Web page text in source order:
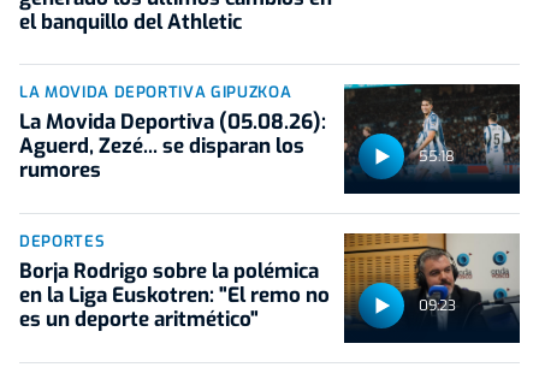
el banquillo del Athletic
55:18
LA MOVIDA DEPORTIVA GIPUZKOA
La Movida Deportiva (05.08.26):
Aguerd, Zezé... se disparan los
rumores
09:23
DEPORTES
Borja Rodrigo sobre la polémica
en la Liga Euskotren: "El remo no
es un deporte aritmético"